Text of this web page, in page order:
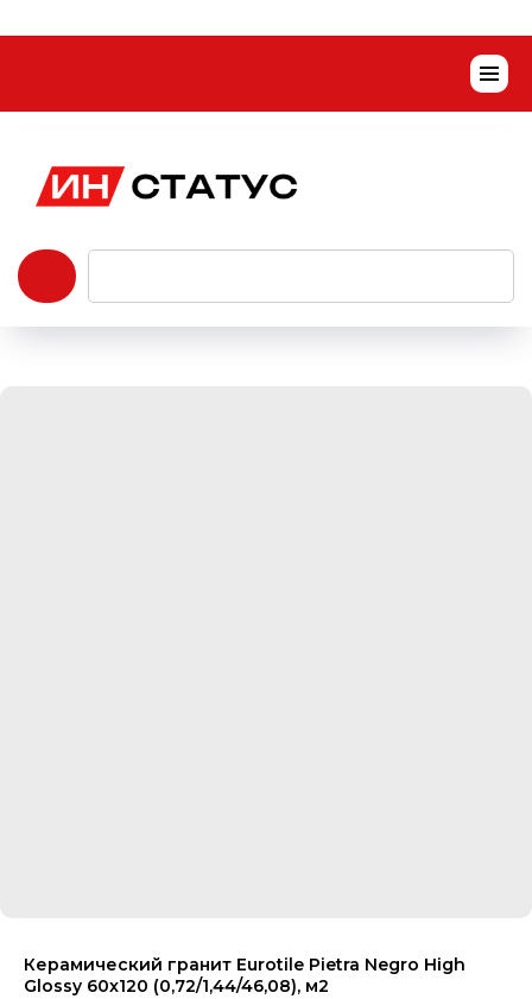
Керамический гранит Eurotile Pietra Negro High
Glossy 60x120 (0,72/1,44/46,08), м2